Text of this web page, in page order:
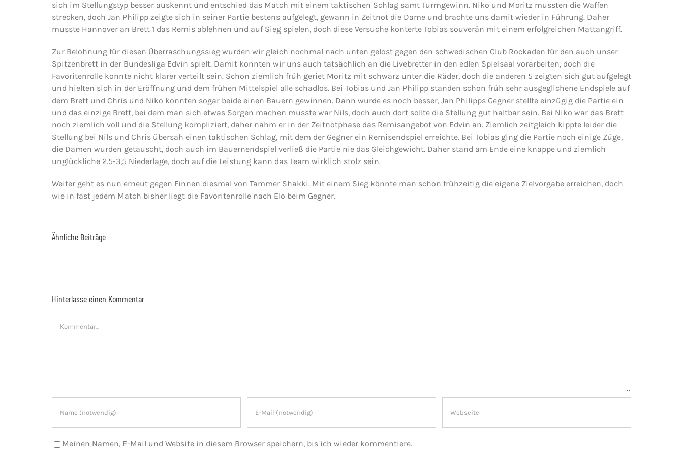
sich im Stellungstyp besser auskennt und entschied das Match mit einem taktischen Schlag samt Turmgewinn. Niko und Moritz mussten die Waffen
strecken, doch Jan Philipp zeigte sich in seiner Partie bestens aufgelegt, gewann in Zeitnot die Dame und brachte uns damit wieder in Führung. Daher
musste Hannover an Brett 1 das Remis ablehnen und auf Sieg spielen, doch diese Versuche konterte Tobias souverän mit einem erfolgreichen Mattangriff.
Zur Belohnung für diesen Überraschungssieg wurden wir gleich nochmal nach unten gelost gegen den schwedischen Club Rockaden für den auch unser
Spitzenbrett in der Bundesliga Edvin spielt. Damit konnten wir uns auch tatsächlich an die Livebretter in den edlen Spielsaal vorarbeiten, doch die
Favoritenrolle konnte nicht klarer verteilt sein. Schon ziemlich früh geriet Moritz mit schwarz unter die Räder, doch die anderen 5 zeigten sich gut aufgelegt
und hielten sich in der Eröffnung und dem frühen Mittelspiel alle schadlos. Bei Tobias und Jan Philipp standen schon früh sehr ausgeglichene Endspiele auf
dem Brett und Chris und Niko konnten sogar beide einen Bauern gewinnen. Dann wurde es noch besser, Jan Philipps Gegner stellte einzügig die Partie ein
und das einzige Brett, bei dem man sich etwas Sorgen machen musste war Nils, doch auch dort sollte die Stellung gut haltbar sein. Bei Niko war das Brett
noch ziemlich voll und die Stellung kompliziert, daher nahm er in der Zeitnotphase das Remisangebot von Edvin an. Ziemlich zeitgleich kippte leider die
Stellung bei Nils und Chris übersah einen taktischen Schlag, mit dem der Gegner ein Remisendspiel erreichte. Bei Tobias ging die Partie noch einige Züge,
die Damen wurden getauscht, doch auch im Bauernendspiel verließ die Partie nie das Gleichgewicht. Daher stand am Ende eine knappe und ziemlich
unglückliche 2.5-3,5 Niederlage, doch auf die Leistung kann das Team wirklich stolz sein.
Weiter geht es nun erneut gegen Finnen diesmal von Tammer Shakki. Mit einem Sieg könnte man schon frühzeitig die eigene Zielvorgabe erreichen, doch
wie in fast jedem Match bisher liegt die Favoritenrolle nach Elo beim Gegner.
Ähnliche Beiträge
Hinterlasse einen Kommentar
Meinen Namen, E-Mail und Website in diesem Browser speichern, bis ich wieder kommentiere.